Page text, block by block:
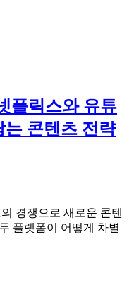
플릭스와 유튜
는 콘텐츠 전략
경쟁으로 새로운 콘텐
플랫폼이 어떻게 차별